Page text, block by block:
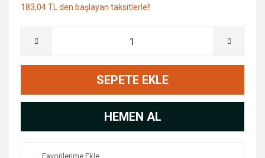
183,04 TL den başlayan taksitlerle!!
SEPETE EKLE
HEMEN AL